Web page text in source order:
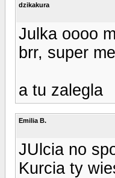
dzikakura
Julka oooo
brr, super
a tu zalegla
Emilia B.
JUlcia no
Kurcia ty